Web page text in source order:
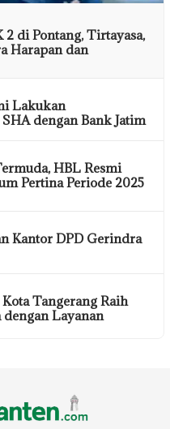
2 di Pontang, Tirtayasa,
Harapan dan
Lakukan
dengan Bank Jatim
HBL Resmi
Pertina Periode 2025
Kantor DPD Gerindra
Tangerang Raih
dengan Layanan